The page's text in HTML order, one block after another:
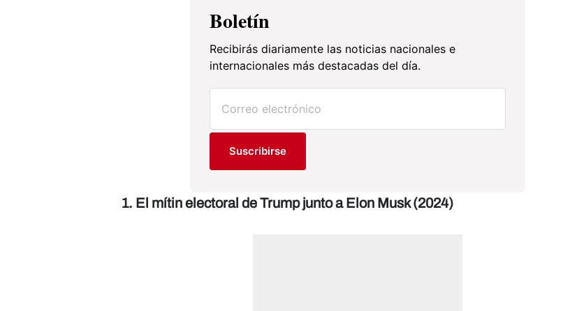
Boletín
Recibirás diariamente las noticias nacionales e
internacionales más destacadas del día.
Suscribirse
1. El mítin electoral de Trump junto a Elon Musk (2024)